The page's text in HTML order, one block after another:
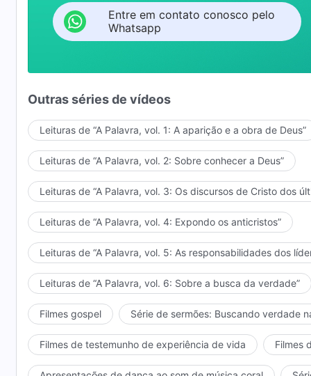
Entre em contato conosco pelo
Whatsapp
Outras séries de vídeos
Leituras de “A Palavra, vol. 1: A aparição e a obra de Deus”
Leituras de “A Palavra, vol. 2: Sobre conhecer a Deus”
Leituras de “A Palavra, vol. 3: Os discursos de Cristo dos
Leituras de “A Palavra, vol. 4: Expondo os anticristos”
Leituras de “A Palavra, vol. 5: As responsabilidades dos
Leituras de “A Palavra, vol. 6: Sobre a busca da verdade”
Filmes gospel Série de sermões: Buscando verdade
Filmes de testemunho de experiência de vida Filmes